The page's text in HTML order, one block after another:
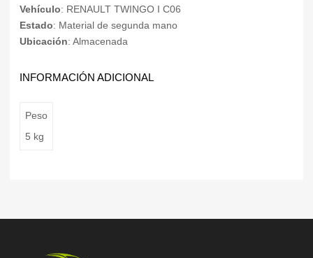
Vehículo: RENAULT TWINGO I C06
Estado: Material de segunda mano
Ubicación: Almacenada
INFORMACIÓN ADICIONAL
Peso
5 kg